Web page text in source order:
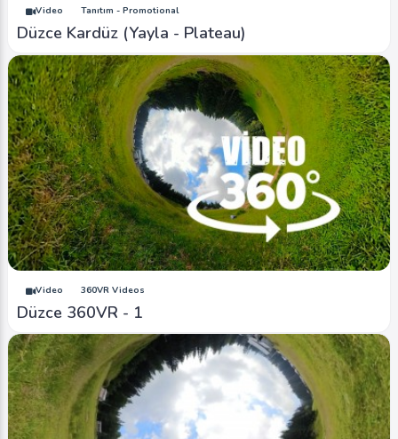
Video Tanıtım - Promotional
Düzce Kardüz (Yayla - Plateau)
Video 360VR Videos
Düzce 360VR - 1